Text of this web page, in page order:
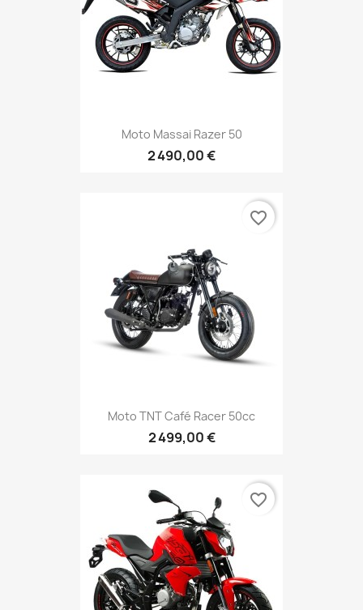
Moto Massai Razer 50
2 490,00 €
Moto TNT Café Racer 50cc
2 499,00 €
favorite_border
favorite_border